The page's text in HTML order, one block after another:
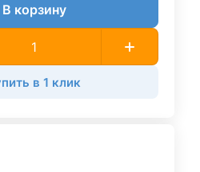
В корзину
в 1 клик